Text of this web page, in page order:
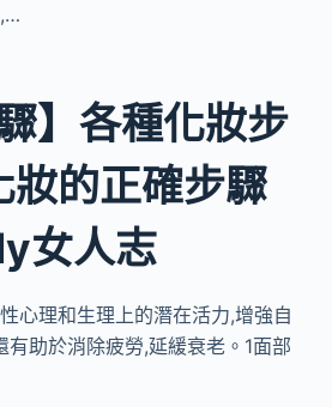
】各種化妝步
妝的正確步驟
女人志
心理和生理上的潛在活力,增強自
有助於消除疲勞,延緩衰老。1面部